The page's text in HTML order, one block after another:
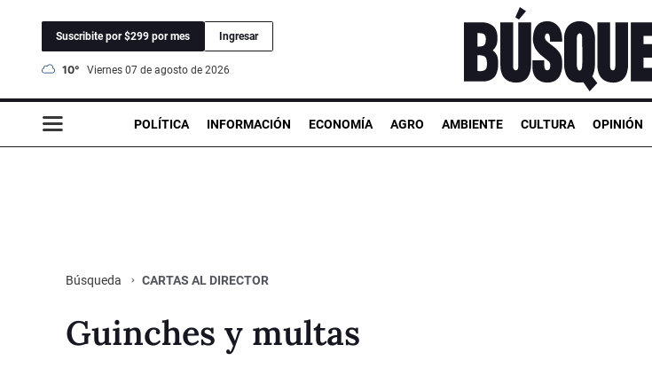
Suscribite por $299 por mes Ingresar
10° viernes 07 de agosto de 2026
POLÍTICA INFORMACIÓN ECONOMÍA AGRO AMBIENTE CULTURA OPINIÓN
Búsqueda CARTAS AL DIRECTOR
Guinches y multas